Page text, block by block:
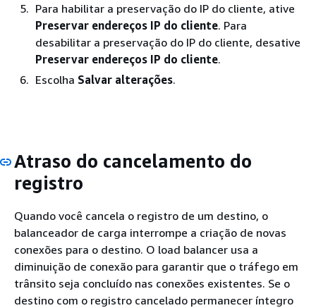
Para habilitar a preservação do IP do cliente, ative
Preservar endereços IP do cliente. Para
desabilitar a preservação do IP do cliente, desative
Preservar endereços IP do cliente.
Escolha Salvar alterações.
Atraso do cancelamento do
registro
Quando você cancela o registro de um destino, o
balanceador de carga interrompe a criação de novas
conexões para o destino. O load balancer usa a
diminuição de conexão para garantir que o tráfego em
trânsito seja concluído nas conexões existentes. Se o
destino com o registro cancelado permanecer íntegro